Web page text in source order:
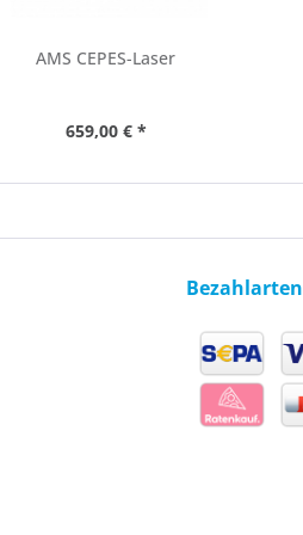
AMS CEPES-Laser
659,00 € *
Bezahlarten